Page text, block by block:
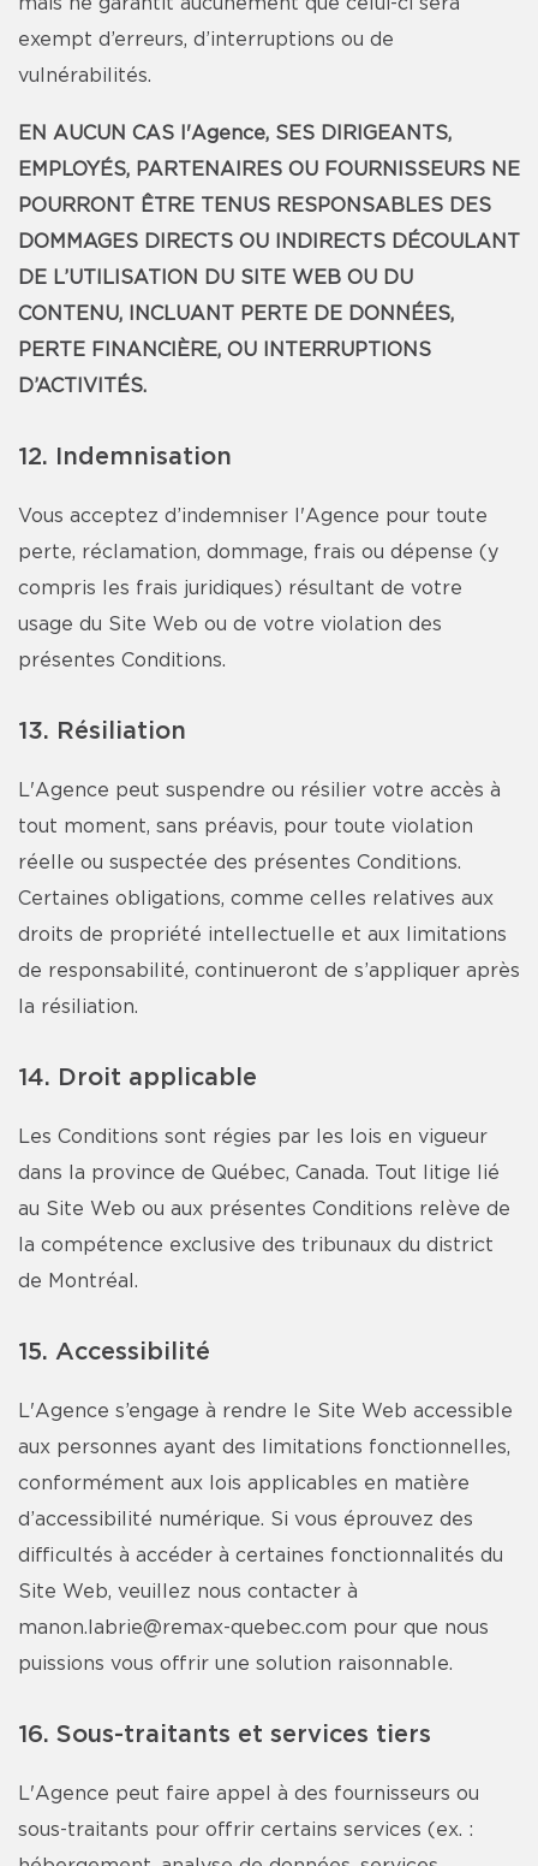
exempt d’erreurs, d’interruptions ou de
vulnérabilités.
EN AUCUN CAS l'Agence, SES DIRIGEANTS,
EMPLOYÉS, PARTENAIRES OU FOURNISSEURS NE
POURRONT ÊTRE TENUS RESPONSABLES DES
DOMMAGES DIRECTS OU INDIRECTS DÉCOULANT
DE L’UTILISATION DU SITE WEB OU DU
CONTENU, INCLUANT PERTE DE DONNÉES,
PERTE FINANCIÈRE, OU INTERRUPTIONS
D’ACTIVITÉS.
12. Indemnisation
Vous acceptez d’indemniser l'Agence pour toute
perte, réclamation, dommage, frais ou dépense (y
compris les frais juridiques) résultant de votre
usage du Site Web ou de votre violation des
présentes Conditions.
13. Résiliation
L'Agence peut suspendre ou résilier votre accès à
tout moment, sans préavis, pour toute violation
réelle ou suspectée des présentes Conditions.
Certaines obligations, comme celles relatives aux
droits de propriété intellectuelle et aux limitations
de responsabilité, continueront de s’appliquer après
la résiliation.
14. Droit applicable
Les Conditions sont régies par les lois en vigueur
dans la province de Québec, Canada. Tout litige lié
au Site Web ou aux présentes Conditions relève de
la compétence exclusive des tribunaux du district
de Montréal.
15. Accessibilité
L'Agence s’engage à rendre le Site Web accessible
aux personnes ayant des limitations fonctionnelles,
conformément aux lois applicables en matière
d’accessibilité numérique. Si vous éprouvez des
difficultés à accéder à certaines fonctionnalités du
Site Web, veuillez nous contacter à
manon.labrie@remax-quebec.com pour que nous
puissions vous offrir une solution raisonnable.
16. Sous-traitants et services tiers
L'Agence peut faire appel à des fournisseurs ou
sous-traitants pour offrir certains services (ex. :